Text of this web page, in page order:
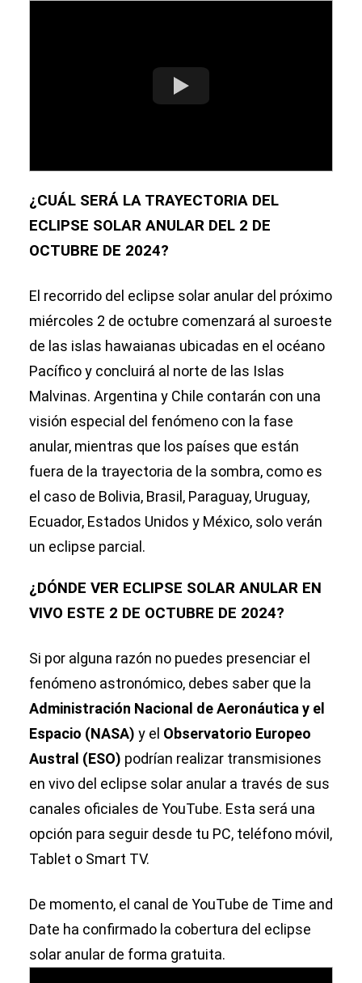
¿CUÁL SERÁ LA TRAYECTORIA DEL
ECLIPSE SOLAR ANULAR DEL 2 DE
OCTUBRE DE 2024?
El recorrido del eclipse solar anular del próximo
miércoles 2 de octubre comenzará al suroeste
de las islas hawaianas ubicadas en el océano
Pacífico y concluirá al norte de las Islas
Malvinas. Argentina y Chile contarán con una
visión especial del fenómeno con la fase
anular, mientras que los países que están
fuera de la trayectoria de la sombra, como es
el caso de Bolivia, Brasil, Paraguay, Uruguay,
Ecuador, Estados Unidos y México, solo verán
un eclipse parcial.
¿DÓNDE VER ECLIPSE SOLAR ANULAR EN
VIVO ESTE 2 DE OCTUBRE DE 2024?
Si por alguna razón no puedes presenciar el
fenómeno astronómico, debes saber que la
Administración Nacional de Aeronáutica y el
Espacio (NASA) y el Observatorio Europeo
Austral (ESO) podrían realizar transmisiones
en vivo del eclipse solar anular a través de sus
canales oficiales de YouTube. Esta será una
opción para seguir desde tu PC, teléfono móvil,
Tablet o Smart TV.
De momento, el canal de YouTube de Time and
Date ha confirmado la cobertura del eclipse
solar anular de forma gratuita.